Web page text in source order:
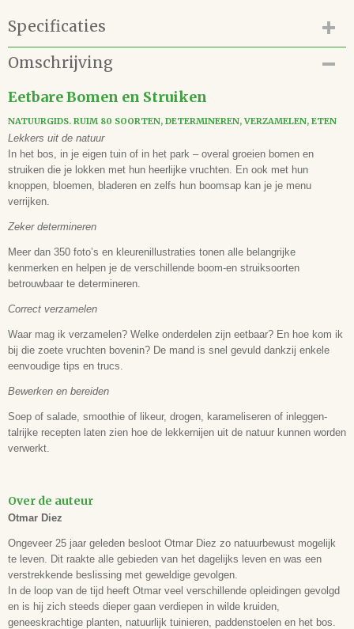
Specificaties
Productcode
41.181.009
EAN code
Auteur(s)
Otmar Diez
Illustrator(en)
Marianne Golte-Bechtle
Vertaling
Ger Meesters
Uitgever
Noordboek
Samenwerking
-
1e
Uitvoering
paperback, full colour
Aantal bladzijden
200
214x153x18 mm
ISBN
9789056156053
Omschrijving
Eetbare Bomen en Struiken
NATUURGIDS. RUIM 80 SOORTEN, DETERMINEREN, VERZAMELEN, ETEN
Lekkers uit de natuur
In het bos, in je eigen tuin of in het park – overal groeien bomen en
struiken die je lokken met hun heerlijke vruchten. En ook met hun
knoppen, bloemen, bladeren en zelfs hun boomsap kan je je menu
verrijken.
Zeker determineren
Meer dan 350 foto’s en kleurenillustraties tonen alle belangrijke
kenmerken en helpen je de verschillende boom-en struiksoorten
betrouwbaar te determineren.
Correct verzamelen
Waar mag ik verzamelen? Welke onderdelen zijn eetbaar? En hoe kom ik
bij die zoete vruchten bovenin? De mand is snel gevuld dankzij enkele
eenvoudige tips en trucs.
Bewerken en bereiden
Soep of salade, smoothie of likeur, drogen, karameliseren of inleggen-
talrijke recepten laten zien hoe de lekkernijen uit de natuur kunnen worden
verwerkt.
Over de auteur
Otmar Diez
Ongeveer 25 jaar geleden besloot Otmar Diez zo natuurbewust mogelijk
te leven. Dit raakte alle gebieden van het dagelijks leven en was een
verstrekkende beslissing met geweldige gevolgen.
In de loop van de tijd heeft Otmar veel verschillende opleidingen gevolgd
en is hij zich steeds dieper gaan verdiepen in wilde kruiden,
geneeskrachtige planten, natuurlijk tuinieren, paddenstoelen en het bos.